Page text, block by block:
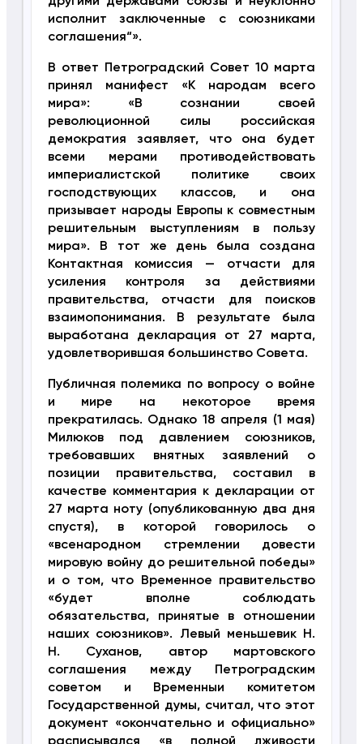
исполнит заключенные с союзниками
соглашения“».
В ответ Петроградский Совет 10 марта
принял манифест «К народам всего
мира»: «В сознании своей
революционной силы российская
демократия заявляет, что она будет
всеми мерами противодействовать
империалистской политике своих
господствующих классов, и она
призывает народы Европы к совместным
решительным выступлениям в пользу
мира». В тот же день была создана
Контактная комиссия — отчасти для
усиления контроля за действиями
правительства, отчасти для поисков
взаимопонимания. В результате была
выработана декларация от 27 марта,
удовлетворившая большинство Совета.
Публичная полемика по вопросу о войне
и мире на некоторое время
прекратилась. Однако 18 апреля (1 мая)
Милюков под давлением союзников,
требовавших внятных заявлений о
позиции правительства, составил в
качестве комментария к декларации от
27 марта ноту (опубликованную два дня
спустя), в которой говорилось о
«всенародном стремлении довести
мировую войну до решительной победы»
и о том, что Временное правительство
«будет вполне соблюдать
обязательства, принятые в отношении
наших союзников». Левый меньшевик Н.
Н. Суханов, автор мартовского
соглашения между Петроградским
советом и Временныи комитетом
Государственной думы, считал, что этот
документ «окончательно и официально»